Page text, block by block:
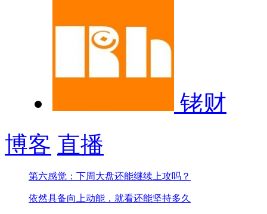
铑财
博客 直播
第六感觉：下周大盘还能继续上攻吗？
依然具备向上动能，就看还能坚持多久